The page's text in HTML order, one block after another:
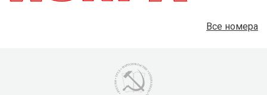
Все номера